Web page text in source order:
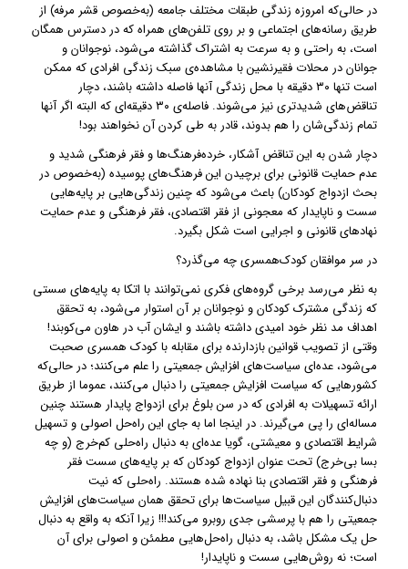
در حالی‌که امروزه زندگی طبقات مختلف جامعه (به‌خصوص قشر مرفه) از
طریق رسانه‌های اجتماعی و بر روی تلفن‌های همراه که در دسترس همگان
است، به راحتی و به سرعت به اشتراک گذاشته می‌شود، نوجوانان و
جوانان در محلات فقیرنشین با مشاهده‌ی سبک زندگی افرادی که ممکن
است تنها ۳۰ دقیقه با محل زندگی آنها فاصله داشته باشند، دچار
تناقض‌های شدیدتری نیز می‌شوند. فاصله‌ی ۳۰ دقیقه‌ای که البته اگر آنها
تمام زندگی‌شان را هم بدوند، قادر به طی کردن آن نخواهند بود!
دچار شدن به این تناقض آشکار، خرده‌فرهنگ‌ها و فقر فرهنگی شدید و
عدم حمایت قانونی برای برچیدن این فرهنگ‌های پوسیده (به‌خصوص در
بحث ازدواج کودکان) باعث می‌شود که چنین زندگی‌هایی بر پایه‌هایی
سست و ناپایدار که معجونی از فقر اقتصادی، فقر فرهنگی و عدم حمایت
نهادهای قانونی و اجرایی است شکل بگیرد.
در سر موافقان کودک‌همسری چه می‌گذرد؟
به نظر می‌رسد برخی گروه‌های فکری نمی‌توانند با اتکا به پایه‌های سستی
که زندگی مشترک کودکان و نوجوانان بر آن استوار می‌شود، به تحقق
اهداف مد نظر خود امیدی داشته باشند و ایشان آب در هاون می‌کوبند!
وقتی از تصویب قوانین بازدارنده برای مقابله با کودک همسری صحبت
می‌شود، عده‌ای سیاست‌های افزایش جمعیتی را علم می‌کنند؛ در حالی‌که
کشورهایی که سیاست افزایش جمعیتی را دنبال می‌کنند، عموما از طریق
ارائه تسهیلات به افرادی که در سن بلوغ برای ازدواج پایدار هستند چنین
مساله‌ای را پی می‌گیرند. در اینجا اما به جای این راه‌حل اصولی و تسهیل
شرایط اقتصادی و معیشتی، گویا عده‌ای به دنبال راه‌حلی کم‌خرج (و چه
بسا بی‌خرج) تحت عنوان ازدواج کودکان که بر پایه‌های سست فقر
فرهنگی و فقر اقتصادی بنا نهاده شده هستند. راه‌حلی که نیت
دنبال‌کنندگان این قبیل سیاست‌ها برای تحقق همان سیاست‌های افزایش
جمعیتی را هم با پرسشی جدی روبرو می‌کند!!! زیرا آنکه به واقع به دنبال
حل یک مشکل باشد، به دنبال راه‌حل‌هایی مطمئن و اصولی برای آن
است؛ نه روش‌هایی سست و ناپایدار!